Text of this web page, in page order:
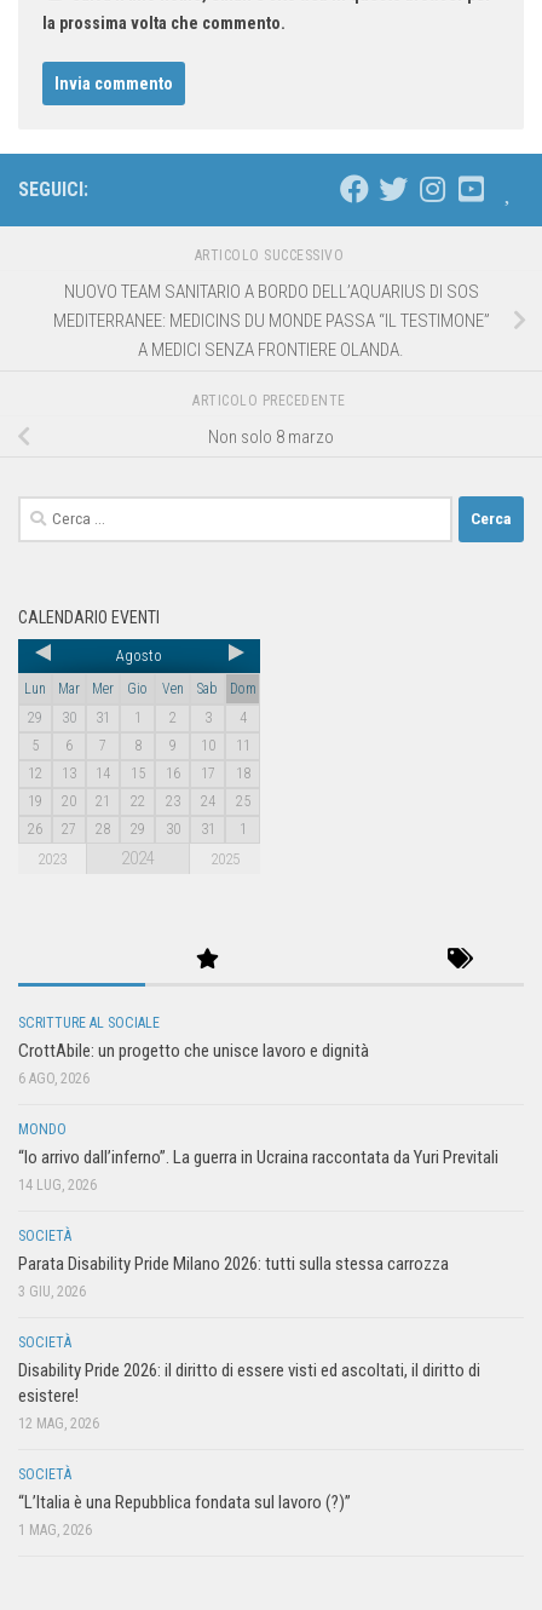
la prossima volta che commento.
SEGUICI:
ARTICOLO SUCCESSIVO
NUOVO TEAM SANITARIO A BORDO DELL’AQUARIUS DI SOS
MEDITERRANEE: MEDICINS DU MONDE PASSA “IL TESTIMONE”
A MEDICI SENZA FRONTIERE OLANDA.
ARTICOLO PRECEDENTE
Non solo 8 marzo
CALENDARIO EVENTI
Agosto
Lun Mar Mer Gio Ven Sab
Dom
29
30 31 1 2 3
4
5
6 7 8 9 10
11
12
13 14 15 16 17
18
19
20 21 22 23 24
25
26
27 28 29 30 31 1
2023 2024 2025
SCRITTURE AL SOCIALE
CrottAbile: un progetto che unisce lavoro e dignità
6 AGO, 2026
MONDO
“Io arrivo dall’inferno”. La guerra in Ucraina raccontata da Yuri Previtali
14 LUG, 2026
SOCIETÀ
Parata Disability Pride Milano 2026: tutti sulla stessa carrozza
3 GIU, 2026
SOCIETÀ
Disability Pride 2026: il diritto di essere visti ed ascoltati, il diritto di
esistere!
12 MAG, 2026
SOCIETÀ
“L’Italia è una Repubblica fondata sul lavoro (?)”
1 MAG, 2026